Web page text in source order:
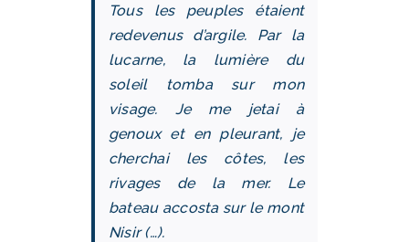
Tous les peuples étaient
redevenus d’argile. Par la
lucarne, la lumière du
soleil tomba sur mon
visage. Je me jetai à
genoux et en pleurant, je
cherchai les côtes, les
rivages de la mer. Le
bateau accosta sur le mont
Nisir (…).